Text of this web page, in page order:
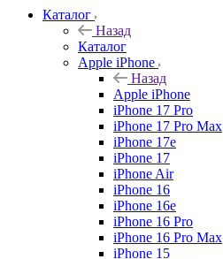
Каталог
Назад
Каталог
Apple iPhone
Назад
Apple iPhone
iPhone 17 Pro
iPhone 17 Pro Max
iPhone 17e
iPhone 17
iPhone Air
iPhone 16
iPhone 16e
iPhone 16 Pro
iPhone 16 Pro Max
iPhone 15